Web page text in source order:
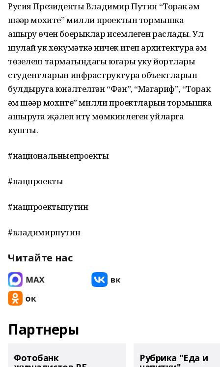
Русия Президенты Владимир Путин “Торак һәм
шәһәр мохите” милли проектын тормышка
ашыру өчен боерыклар исемлеген раслады. Ул
шулай ук хөкүмәткә ничек итеп архитектура һәм
төзелеш тармагындагы югары уку йортлары
студентларын инфраструктура объектларын
булдыруга юнәлтелгән “Фән”, “Мәгариф”, “Торак
һәм шәһәр мохите” милли проектларын тормышка
ашыруга җәлеп итү мөмкинлеген уйларга
кушты.
#национальныепроекты
#нацпроекты
#нацпроектыпутин
#владимирпутин
Читайте нас
Партнеры
Фотобанк Рубрика "Еда и